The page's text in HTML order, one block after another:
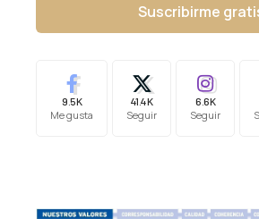
Suscribirme
9.5K
Me gusta
41.4K
Seguir
6.6K
Seguir